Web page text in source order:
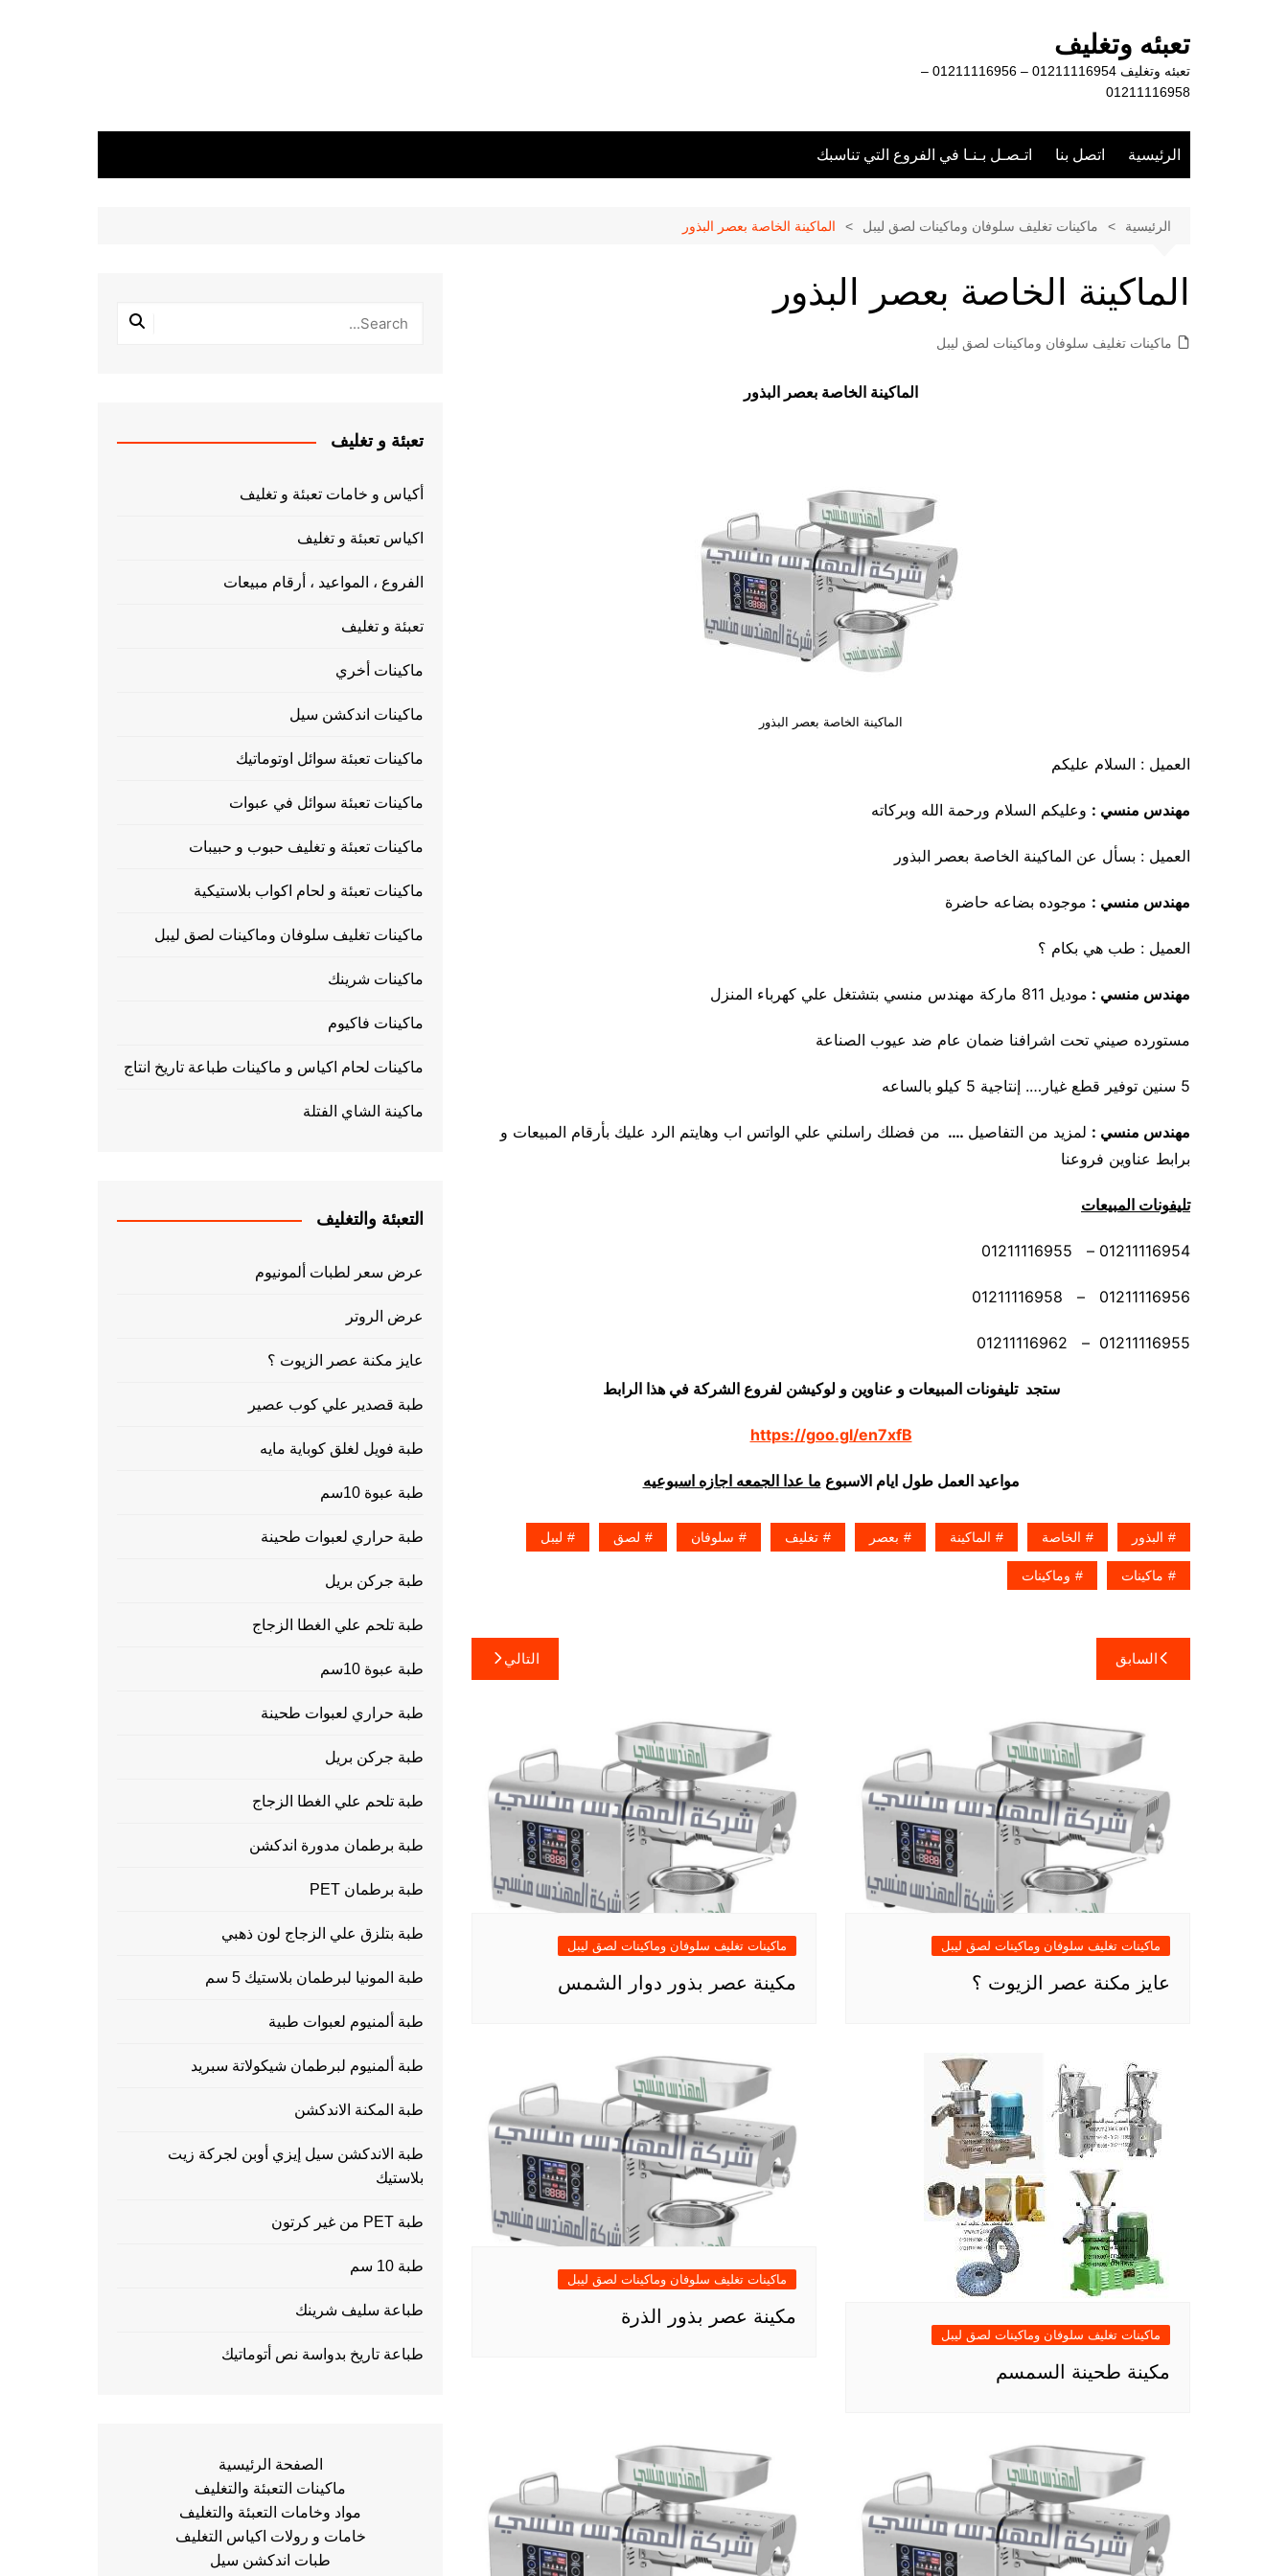
تعبئه وتغليف
تعبئه وتغليف 01211116954 – 01211116956 –
01211116958
الرئيسية اتصل بنا اتـصـل بـنـا في الفروع التي تناسبك
الرئيسية ماكينات تغليف سلوفان وماكينات لصق ليبل الماكينة الخاصة بعصر البذور
الماكينة الخاصة بعصر البذور
ماكينات تغليف سلوفان وماكينات لصق ليبل
الماكينة الخاصة بعصر البذور
الماكينة الخاصة بعصر البذور
العميل : السلام عليكم
مهندس منسي : وعليكم السلام ورحمة الله وبركاته
العميل : بسأل عن الماكينة الخاصة بعصر البذور
مهندس منسي : موجوده بضاعه حاضرة
العميل : طب هي بكام ؟
مهندس منسي : موديل 811 ماركة مهندس منسي بتشتغل علي كهرباء المنزل
مستورده صيني تحت اشرافنا ضمان عام ضد عيوب الصناعة
5 سنين توفير قطع غيار…. إنتاجية 5 كيلو بالساعه
مهندس منسي : لمزيد من التفاصيل …. من فضلك راسلني علي الواتس اب وهايتم الرد عليك بأرقام المبيعات و
برابط عناوين فروعنا
تليفونات المبيعات
01211116954 – 01211116955
01211116956 – 01211116958
01211116955 – 01211116962
ستجد تليفونات المبيعات و عناوين و لوكيشن لفروع الشركة في هذا الرابط
https://goo.gl/en7xfB
مواعيد العمل طول ايام الاسبوع ما عدا الجمعه اجازه اسبوعيه
البذور الخاصة الماكينة بعصر تغليف سلوفان لصق ليبل
ماكينات وماكينات
تصفّح
المقالات
السابق التالي
ماكينات تغليف سلوفان وماكينات لصق ليبل
عايز مكنة عصر الزيوت ؟
ماكينات تغليف سلوفان وماكينات لصق ليبل
مكينة عصر بذور دوار الشمس
ماكينات تغليف سلوفان وماكينات لصق ليبل
مكينة طحينة السمسم
ماكينات تغليف سلوفان وماكينات لصق ليبل
مكينة عصر بذور الذرة
تعبئة و تغليف
أكياس و خامات تعبئة و تغليف
اكياس تعبئة و تغليف
الفروع ، المواعيد ، أرقام مبيعات
تعبئة و تغليف
ماكينات أخري
ماكينات اندكشن سيل
ماكينات تعبئة سوائل اوتوماتيك
ماكينات تعبئة سوائل في عبوات
ماكينات تعبئة و تغليف حبوب و حبيبات
ماكينات تعبئة و لحام اكواب بلاستيكية
ماكينات تغليف سلوفان وماكينات لصق ليبل
ماكينات شرينك
ماكينات فاكيوم
ماكينات لحام اكياس و ماكينات طباعة تاريخ انتاج
ماكينة الشاي الفتلة
التعبئة والتغليف
عرض سعر لطبات ألمونيوم
عرض الروتر
عايز مكنة عصر الزيوت ؟
طبة قصدير علي كوب عصير
طبة فويل لغلق كوباية مايه
طبة عبوة 10سم
طبة حراري لعبوات طحينة
طبة جركن بريل
طبة تلحم علي الغطا الزجاج
طبة عبوة 10سم
طبة حراري لعبوات طحينة
طبة جركن بريل
طبة تلحم علي الغطا الزجاج
طبة برطمان مدورة اندكشن
طبة برطمان PET
طبة بتلزق علي الزجاج لون ذهبي
طبة المونيا لبرطمان بلاستيك 5 سم
طبة ألمنيوم لعبوات طبية
طبة ألمنيوم لبرطمان شيكولاتة سبريد
طبة المكنة الاندكشن
طبة الاندكشن سيل إيزي أوبن لجركة زيت
بلاستيك
طبة PET من غير كرتون
طبة 10 سم
طباعة سليف شرينك
طباعة تاريخ بدواسة نص أتوماتيك
الصفحة الرئيسية
ماكينات التعبئة والتغليف
مواد وخامات التعبئة والتغليف
خامات و رولات اكياس التغليف
طبات اندكشن سيل